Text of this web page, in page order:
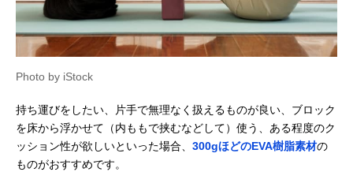
Photo by iStock
持ち運びをしたい、片手で無理なく扱えるものが良い、ブロック
を床から浮かせて（内ももで挟むなどして）使う、ある程度のク
ッション性が欲しいといった場合、 300gほどのEVA樹脂素材の
ものがおすすめです。